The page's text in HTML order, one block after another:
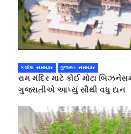
કલોલ સમાચાર ગુજરાત સમાચાર
રામ મંદિર માટે કોઈ મોટા
ગુજરાતીએ આપ્યું સૌથી વધુ દાન